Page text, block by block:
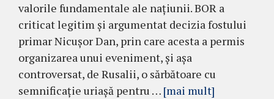
valorile fundamentale ale națiunii. BOR a
criticat legitim și argumentat decizia fostului
primar Nicușor Dan, prin care acesta a permis
organizarea unui eveniment, și așa
controversat, de Rusalii, o sărbătoare cu
semnificație uriașă pentru … [mai mult]